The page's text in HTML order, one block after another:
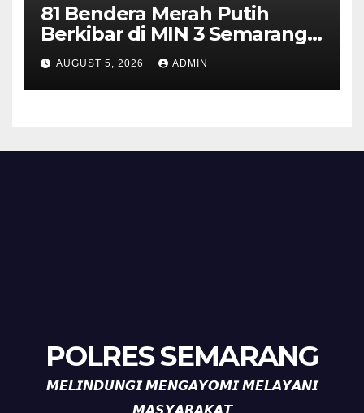
81 Bendera Merah Putih
Berkibar di MIN 3 Semarang,
Bhabinkamtibmas Desa
Timpik Hadiri Peringatan
HUT ke-81 Kemerdekaan RI
AUGUST 5, 2026 ADMIN
POLRES SEMARANG
𝙈𝙀𝙇𝙄𝙉𝘿𝙐𝙉𝙂𝙄 𝙈𝙀𝙉𝙂𝘼𝙔𝙊𝙈𝙄 𝙈𝙀𝙇𝘼𝙔𝘼𝙉𝙄
𝙈𝘼𝙎𝙔𝘼𝙍𝘼𝙆𝘼𝙏